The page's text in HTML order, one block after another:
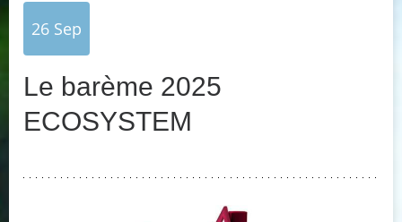
26 Sep
Le barème 2025
ECOSYSTEM